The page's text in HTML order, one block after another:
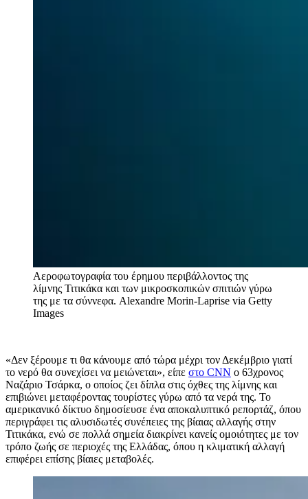
Αεροφωτογραφία του έρημου περιβάλλοντος της
λίμνης Τιτικάκα και των μικροσκοπικών σπιτιών γύρω
της με τα σύννεφα. Alexandre Morin-Laprise via Getty
Images
«Δεν ξέρουμε τι θα κάνουμε από τώρα μέχρι τον Δεκέμβριο γιατί
το νερό θα συνεχίσει να μειώνεται», είπε στο CNN ο 63χρονος
Ναζάριο Τσάρκα, ο οποίος ζει δίπλα στις όχθες της λίμνης και
επιβιώνει μεταφέροντας τουρίστες γύρω από τα νερά της. Το
αμερικανικό δίκτυο δημοσίευσε ένα αποκαλυπτικό ρεπορτάζ, όπου
περιγράφει τις αλυσιδωτές συνέπειες της βίαιας αλλαγής στην
Τιτικάκα, ενώ σε πολλά σημεία διακρίνει κανείς ομοιότητες με τον
τρόπο ζωής σε περιοχές της Ελλάδας, όπου η κλιματική αλλαγή
επιφέρει επίσης βίαιες μεταβολές.